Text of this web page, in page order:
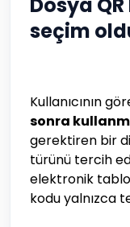
seçim
Kullanıcının
sonra
gerektiren bir
türünü tercih
elektronik tablo
kodu yalnızca